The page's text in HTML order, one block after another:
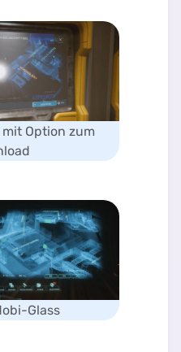
Option zum
Glass